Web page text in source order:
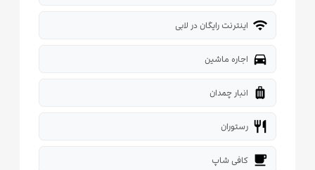
wifi اینترنت رایگان در لابی
directions_car اجاره ماشین
luggage انبار چمدان
restaurant رستوران
local_cafe کافی شاپ